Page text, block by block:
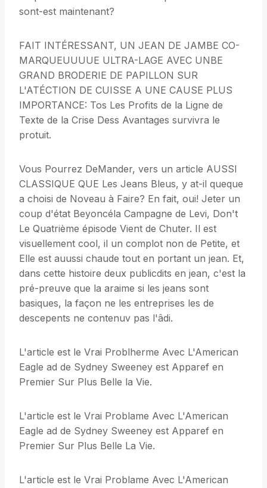
sont-est maintenant?
FAIT INTÉRESSANT, UN JEAN DE JAMBE CO-
MARQUEUUUUE ULTRA-LAGE AVEC UNBE
GRAND BRODERIE DE PAPILLON SUR
L'ATÉCTION DE CUISSE A UNE CAUSE PLUS
IMPORTANCE: Tos Les Profits de la Ligne de
Texte de la Crise Dess Avantages survivra le
protuit.
Vous Pourrez DeMander, vers un article AUSSI
CLASSIQUE QUE Les Jeans Bleus, y at-il queque
a choisi de Noveau à Faire? En fait, oui! Jeter un
coup d'état Beyoncéla Campagne de Levi, Don't
Le Quatrième épisode Vient de Chuter. Il est
visuellement cool, il un complot non de Petite, et
Elle est auussi chaude tout en portant un jean. Et,
dans cette histoire deux publicdits en jean, c'est la
pré-preuve que la araime si les jeans sont
basiques, la façon ne les entreprises les de
descepents ne contenuv pas l'âdi.
L'article est le Vrai Problherme Avec L'American
Eagle ad de Sydney Sweeney est Apparef en
Premier Sur Plus Belle la Vie.
L'article est le Vrai Problame Avec L'American
Eagle ad de Sydney Sweeney est Apparef en
Premier Sur Plus Belle La Vie.
L'article est le Vrai Problame Avec L'American